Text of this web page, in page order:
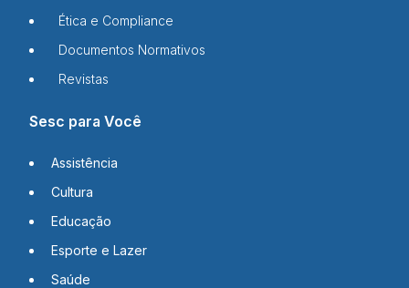
Ética e Compliance
Documentos Normativos
Revistas
Sesc para Você
Assistência
Cultura
Educação
Esporte e Lazer
Saúde